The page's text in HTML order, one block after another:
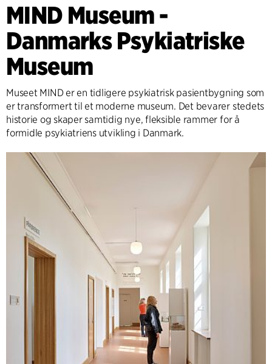
MIND Museum -
Danmarks Psykiatriske
Museum
Museet MIND er en tidligere psykiatrisk pasientbygning som
er transformert til et moderne museum. Det bevarer stedets
historie og skaper samtidig nye, fleksible rammer for å
formidle psykiatriens utvikling i Danmark.